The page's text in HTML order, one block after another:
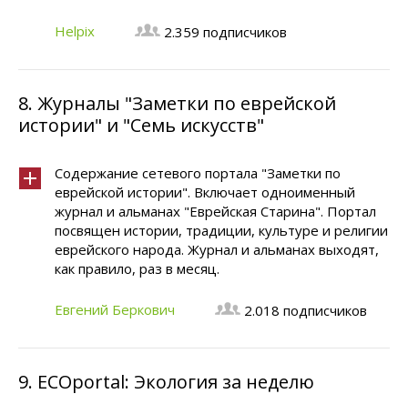
Helpix 2.359 подписчиков
8. Журналы "Заметки по еврейской
истории" и "Семь искусств"
Содержание сетевого портала "Заметки по
еврейской истории". Включает одноименный
журнал и альманах "Еврейская Старина". Портал
посвящен истории, традиции, культуре и религии
еврейского народа. Журнал и альманах выходят,
как правило, раз в месяц.
Евгений Беркович 2.018 подписчиков
9. ECOportal: Экология за неделю